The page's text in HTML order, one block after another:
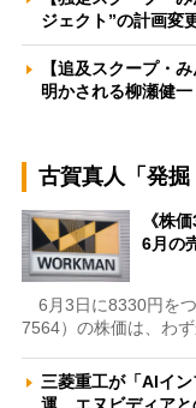
ジェクト”の計画変
【追及スクープ・
明かされる柳瀬健
古賀真人「発掘
《株
6月の
6月3日に8330円をつ
7564）の株価は、わ
三菱重工が「AIイ